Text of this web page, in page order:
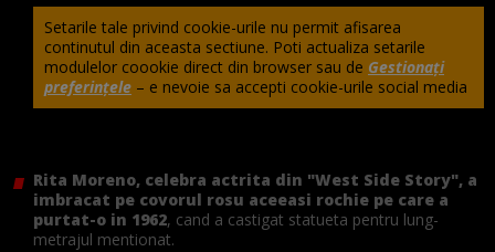
Setarile tale privind cookie-urile nu permit afisarea
continutul din aceasta sectiune. Poti actualiza setarile
modulelor coookie direct din browser sau de Gestionați
preferințele – e nevoie sa accepti cookie-urile social media
Rita Moreno, celebra actrita din "West Side Story", a
imbracat pe covorul rosu aceeasi rochie pe care a
purtat-o in 1962, cand a castigat statueta pentru lung-
metrajul mentionat.